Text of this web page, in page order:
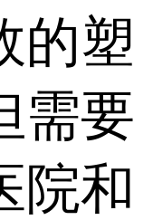
的塑
需要
院和